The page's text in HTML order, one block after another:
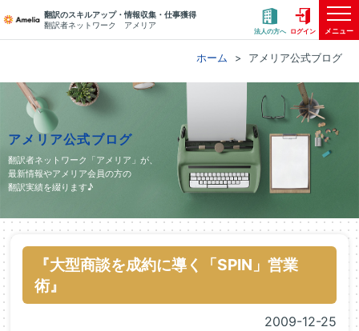
翻訳のスキルアップ・情報収集・仕事獲得
翻訳者ネットワーク アメリア
法人の方へ ログイン メニュー
ホーム アメリア公式ブログ
アメリア公式ブログ
翻訳者ネットワーク「アメリア」が、
最新情報やアメリア会員の方の
翻訳実績を綴ります♪
『大型商談を成約に導く「SPIN」営業
術』
2009-12-25